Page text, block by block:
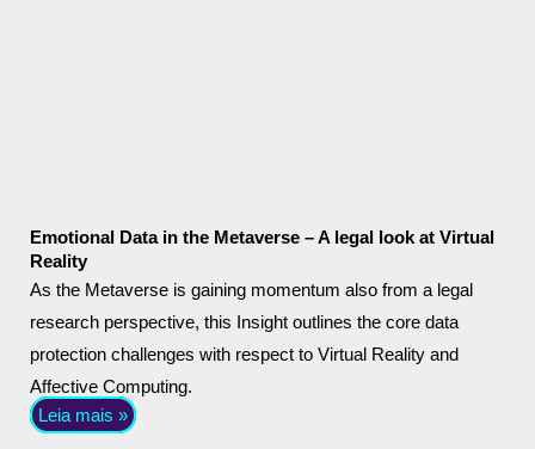
Emotional Data in the Metaverse – A legal look at Virtual
Reality
As the Metaverse is gaining momentum also from a legal
research perspective, this Insight outlines the core data
protection challenges with respect to Virtual Reality and
Affective Computing.
Leia mais »